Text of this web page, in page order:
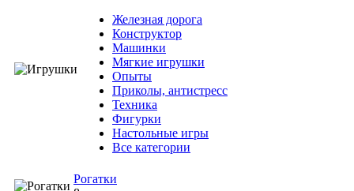
Железная дорога
Конструктор
Машинки
Мягкие игрушки
Опыты
Приколы, антистресс
Техника
Фигурки
Настольные игры
Все категории
Рогатки